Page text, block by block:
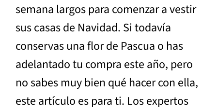
semana largos para comenzar a vestir
sus casas de Navidad. Si todavía
conservas una flor de Pascua o has
adelantado tu compra este año, pero
no sabes muy bien qué hacer con ella,
este artículo es para ti. Los expertos